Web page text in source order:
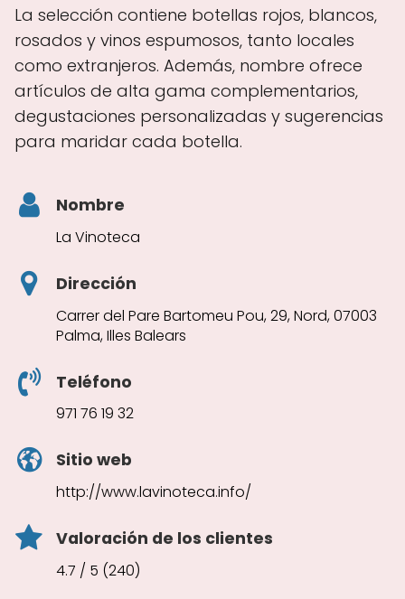
La selección contiene botellas rojos, blancos,
rosados y vinos espumosos, tanto locales
como extranjeros. Además, nombre ofrece
artículos de alta gama complementarios,
degustaciones personalizadas y sugerencias
para maridar cada botella.
Nombre
La Vinoteca
Dirección
Carrer del Pare Bartomeu Pou, 29, Nord, 07003
Palma, Illes Balears
Teléfono
971 76 19 32
Sitio web
http://www.lavinoteca.info/
Valoración de los clientes
4.7 / 5 (240)